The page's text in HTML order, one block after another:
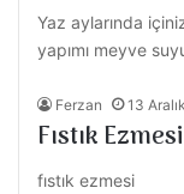
Yaz aylarında
yapımı meyve
Ferzan 13
Fıstık Ezmesi
fıstık ezmesi